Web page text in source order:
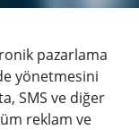
pazarlama
yönetmesini
SMS ve diğer
reklam ve